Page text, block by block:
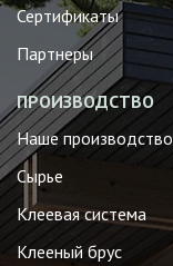
Сертификаты
Партнеры
ПРОИЗВОДСТВО
Наше производство
Сырье
Клеевая система
Клееный брус